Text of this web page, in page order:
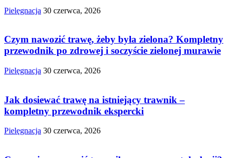
Pielęgnacja 30 czerwca, 2026
Czym nawozić trawę, żeby była zielona? Kompletny
przewodnik po zdrowej i soczyście zielonej murawie
Pielęgnacja 30 czerwca, 2026
Jak dosiewać trawę na istniejący trawnik –
kompletny przewodnik ekspercki
Pielęgnacja 30 czerwca, 2026